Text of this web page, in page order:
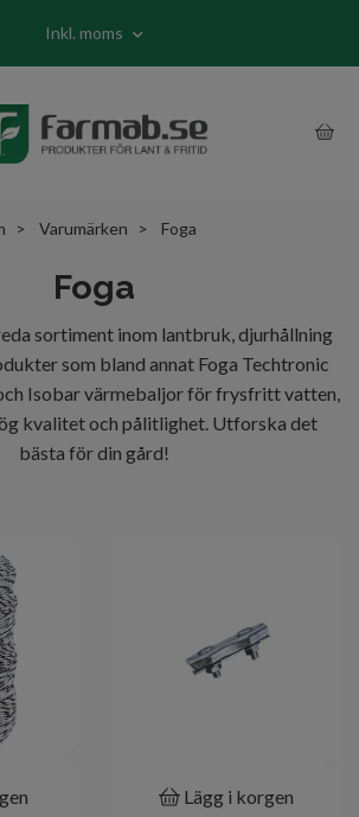
Inkl. moms
Varumärken Foga
Foga
sortiment inom lantbruk, djurhållning
som bland annat Foga Techtronic
Isobar värmebaljor för frysfritt vatten,
kvalitet och pålitlighet. Utforska det
bästa för din gård!
Lägg i korgen